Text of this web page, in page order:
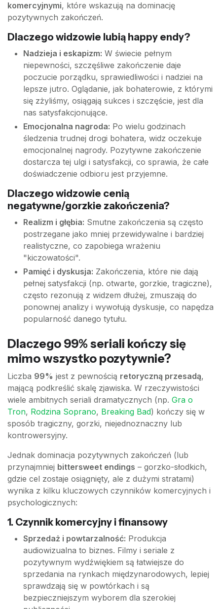
komercyjnymi, które wskazują na dominację
pozytywnych zakończeń.
Dlaczego widzowie lubią happy endy?
Nadzieja i eskapizm: W świecie pełnym
niepewności, szczęśliwe zakończenie daje
poczucie porządku, sprawiedliwości i nadziei na
lepsze jutro. Oglądanie, jak bohaterowie, z którymi
się zżyliśmy, osiągają sukces i szczęście, jest dla
nas satysfakcjonujące.
Emocjonalna nagroda: Po wielu godzinach
śledzenia trudnej drogi bohatera, widz oczekuje
emocjonalnej nagrody. Pozytywne zakończenie
dostarcza tej ulgi i satysfakcji, co sprawia, że całe
doświadczenie odbioru jest przyjemne.
Dlaczego widzowie cenią
negatywne/gorzkie zakończenia?
Realizm i głębia: Smutne zakończenia są często
postrzegane jako mniej przewidywalne i bardziej
realistyczne, co zapobiega wrażeniu
"kiczowatości".
Pamięć i dyskusja: Zakończenia, które nie dają
pełnej satysfakcji (np. otwarte, gorzkie, tragiczne),
często rezonują z widzem dłużej, zmuszają do
ponownej analizy i wywołują dyskusje, co napędza
popularność danego tytułu.
Dlaczego 99% seriali kończy się
mimo wszystko pozytywnie?
Liczba 99% jest z pewnością retoryczną przesadą,
mającą podkreślić skalę zjawiska. W rzeczywistości
wiele ambitnych seriali dramatycznych (np. Gra o
Tron, Rodzina Soprano, Breaking Bad) kończy się w
sposób tragiczny, gorzki, niejednoznaczny lub
kontrowersyjny.
Jednak dominacja pozytywnych zakończeń (lub
przynajmniej bittersweet endings – gorzko-słodkich,
gdzie cel zostaje osiągnięty, ale z dużymi stratami)
wynika z kilku kluczowych czynników komercyjnych i
psychologicznych:
1. Czynnik komercyjny i finansowy
Sprzedaż i powtarzalność: Produkcja
audiowizualna to biznes. Filmy i seriale z
pozytywnym wydźwiękiem są łatwiejsze do
sprzedania na rynkach międzynarodowych, lepiej
sprawdzają się w powtórkach i są
bezpieczniejszym wyborem dla szerokiej